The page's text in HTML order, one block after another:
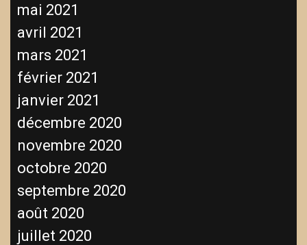
mai 2021
avril 2021
mars 2021
février 2021
janvier 2021
décembre 2020
novembre 2020
octobre 2020
septembre 2020
août 2020
juillet 2020